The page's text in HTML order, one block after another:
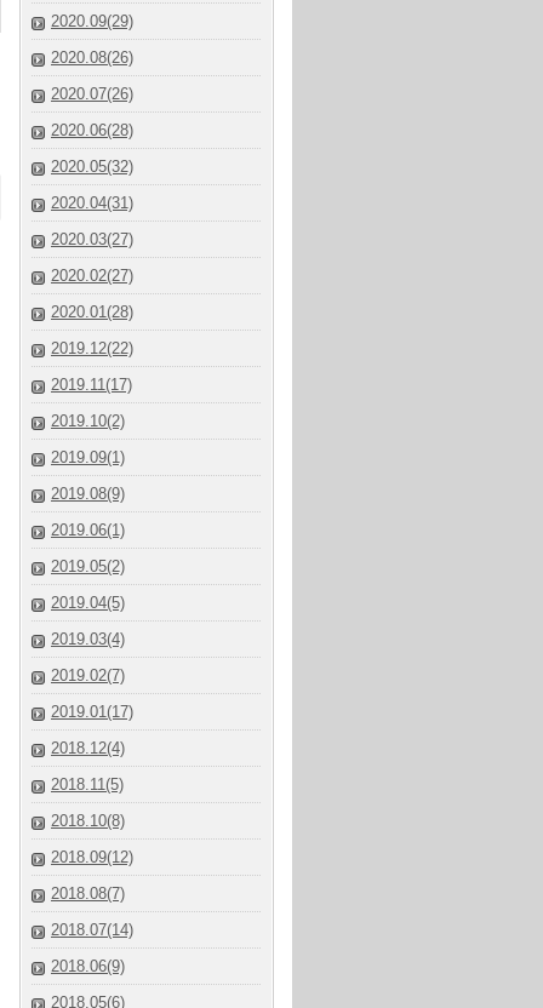
2020.09(29)
2020.08(26)
2020.07(26)
2020.06(28)
2020.05(32)
2020.04(31)
2020.03(27)
2020.02(27)
2020.01(28)
2019.12(22)
2019.11(17)
2019.10(2)
2019.09(1)
2019.08(9)
2019.06(1)
2019.05(2)
2019.04(5)
2019.03(4)
2019.02(7)
2019.01(17)
2018.12(4)
2018.11(5)
2018.10(8)
2018.09(12)
2018.08(7)
2018.07(14)
2018.06(9)
2018.05(6)